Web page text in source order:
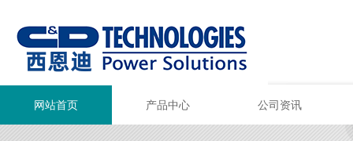
网站首页 产品中心 公司资讯